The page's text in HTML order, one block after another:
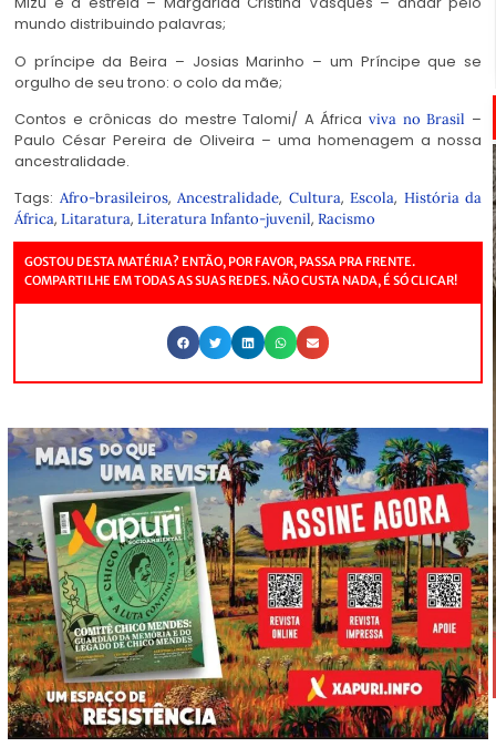
mundo distribuindo palavras;
O príncipe da Beira – Josias Marinho – um Príncipe que se
orgulho de seu trono: o colo da mãe;
Contos e crônicas do mestre Talomi/ A Áfricaviva no Brasil –
Paulo César Pereira de Oliveira – uma homenagem a nossa
ancestralidade.
Tags: Afro-brasileiros, Ancestralidade, Cultura, Escola, História da
África, Litaratura, Literatura Infanto-juvenil, Racismo
GOSTOU DESTA MATÉRIA? ENTÃO, POR FAVOR, PASSA PRA FRENTE.
COMPARTILHE EM TODAS AS SUAS REDES. NÃO CUSTA NADA, É SÓ CLICAR!